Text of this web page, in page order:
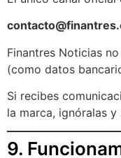
Finantres Noticias
(como datos
Si recibes
la marca, ignóralas
9.